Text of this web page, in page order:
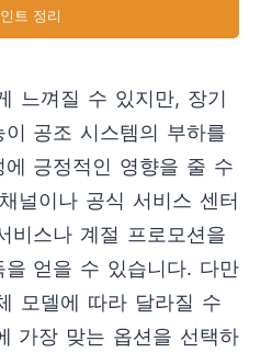
트 정리
느껴질 수 있지만, 장기
공조 시스템의 부하를
긍정적인 영향을 줄 수
널이나 공식 서비스 센터
비스나 계절 프로모션을
얻을 수 있습니다. 다만
모델에 따라 달라질 수
가장 맞는 옵션을 선택하